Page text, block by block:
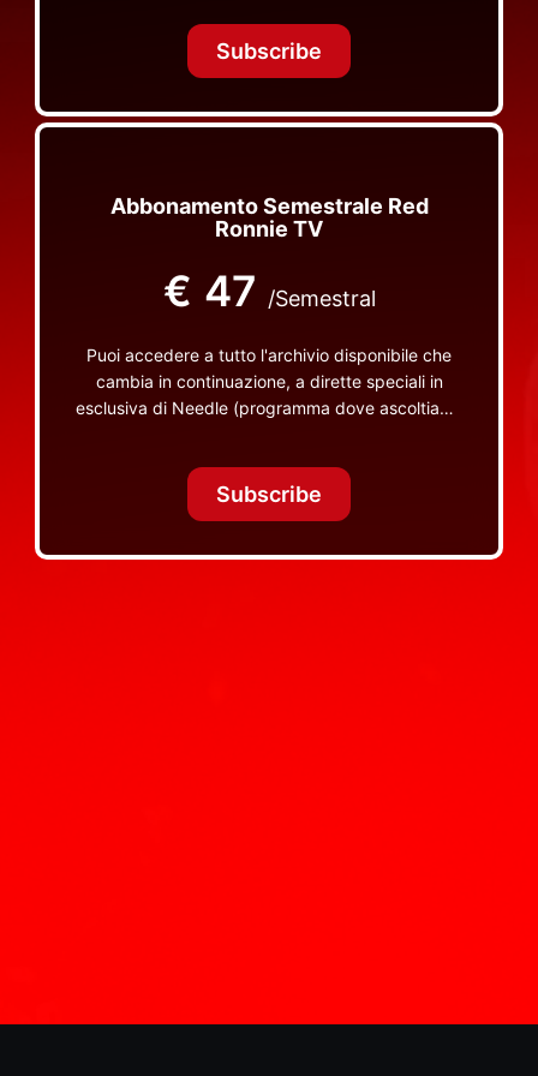
TV non visibili da nessuna altra parte
Subscribe
Abbonamento Semestrale Red
Ronnie TV
€ 47 /Semestral
Puoi accedere a tutto l'archivio disponibile che
cambia in continuazione, a dirette speciali in
esclusiva di Needle (programma dove ascoltiamo
TV non visibili da nessuna altra parte
Subscribe